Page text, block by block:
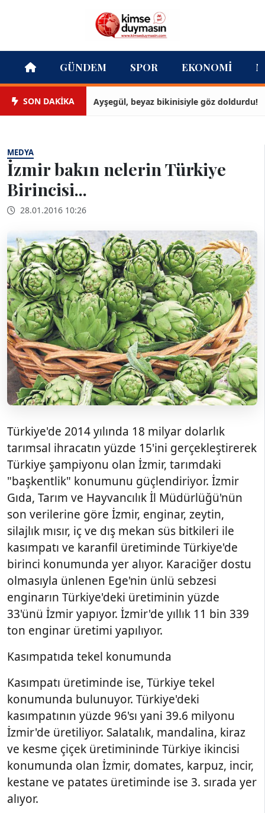
GÜNDEM SPOR EKONOMI
SON DAKİKAAyşegül, beyaz bikinisiyle göz doldurdu!
MEDYA
İzmir bakın nelerin Türkiye
Birincisi...
28.01.2016 10:26
Türkiye'de 2014 yılında 18 milyar dolarlık
tarımsal ihracatın yüzde 15'ini gerçekleştirerek
Türkiye şampiyonu olan İzmir, tarımdaki
"başkentlik" konumunu güçlendiriyor. İzmir
Gıda, Tarım ve Hayvancılık İl Müdürlüğü'nün
son verilerine göre İzmir, enginar, zeytin,
silajlık mısır, iç ve dış mekan süs bitkileri ile
kasımpatı ve karanfil üretiminde Türkiye'de
birinci konumunda yer alıyor. Karaciğer dostu
olmasıyla ünlenen Ege'nin ünlü sebzesi
enginarın Türkiye'deki üretiminin yüzde
33'ünü İzmir yapıyor. İzmir'de yıllık 11 bin 339
ton enginar üretimi yapılıyor.
Kasımpatıda tekel konumunda
Kasımpatı üretiminde ise, Türkiye tekel
konumunda bulunuyor. Türkiye'deki
kasımpatının yüzde 96'sı yani 39.6 milyonu
İzmir'de üretiliyor. Salatalık, mandalina, kiraz
ve kesme çiçek üretimininde Türkiye ikincisi
konumunda olan İzmir, domates, karpuz, incir,
kestane ve patates üretiminde ise 3. sırada yer
alıyor.